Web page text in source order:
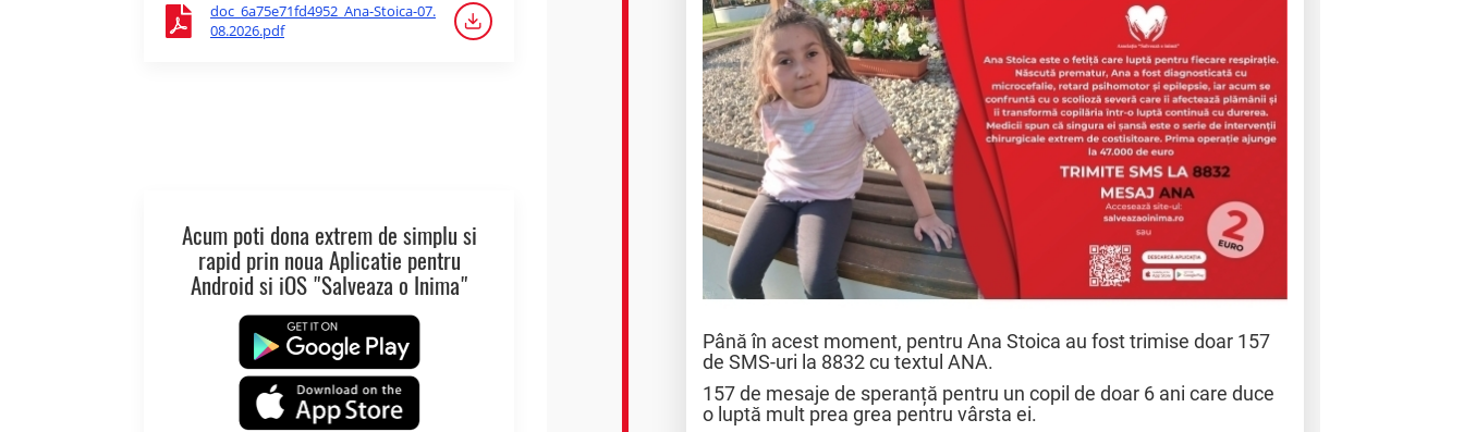
doc_6a75e71fd4952_Ana-Stoica-07.
08.2026.pdf
Acum poti dona extrem de simplu si
rapid prin noua Aplicatie pentru
Android si iOS "Salveaza o Inima"
Până în acest moment, pentru Ana Stoica au fost trimise doar 157
de SMS-uri la 8832 cu textul ANA.
157 de mesaje de speranță pentru un copil de doar 6 ani care duce
o luptă mult prea grea pentru vârsta ei.